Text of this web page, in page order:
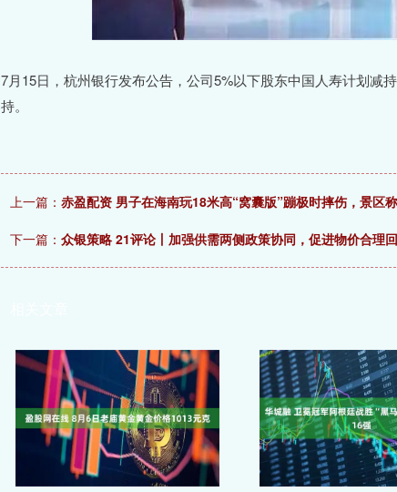
7月15日，杭州银行发布公告，公司5%以下股东中国人寿计划减
持。
上一篇： 赤盈配资 男子在海南玩18米高“窝囊版”蹦极时摔伤，景区
下一篇： 众银策略 21评论丨加强供需两侧政策协同，促进物价合理